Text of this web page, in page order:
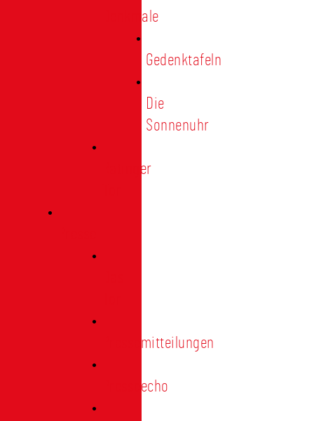
Denkmale
Gedenktafeln
Die
Sonnenuhr
Ratinger
Pressemitteilungen
Presseecho